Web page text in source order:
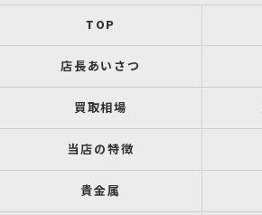
TOP
店長あいさつ
買取相場
当店の特徴
貴金属